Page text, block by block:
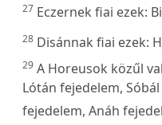
27 Eczernek fiai ezek:
28 Disánnak fiai ezek:
29 A Horeusok közűl
Lótán fejedelem,
fejedelem, Anáh